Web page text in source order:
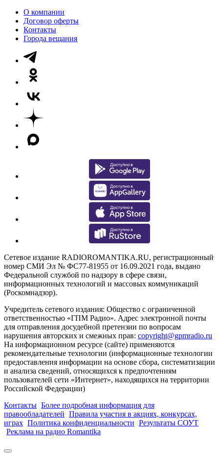
О компании
Договор оферты
Контакты
Города вещания
Сетевое издание RADIOROMANTIKA.RU, регистрационный
номер СМИ Эл № ФС77-81955 от 16.09.2021 года, выдано
Федеральной службой по надзору в сфере связи,
информационных технологий и массовых коммуникаций
(Роскомнадзор).
Учредитель сетевого издания: Общество с ограниченной
ответственностью «ГПМ Радио». Адрес электронной почты
для отправления досудебной претензии по вопросам
нарушения авторских и смежных прав: copyright@gpmradio.ru
На информационном ресурсе (сайте) применяются
рекомендательные технологии (информационные технологии
предоставления информации на основе сбора, систематизации
и анализа сведений, относящихся к предпочтениям
пользователей сети «Интернет», находящихся на территории
Российской Федерации)
Контакты Более подробная информация для
правообладателей Правила участия в акциях, конкурсах,
играх Политика конфиденциальности Результаты СОУТ
Реклама на радио Romantika